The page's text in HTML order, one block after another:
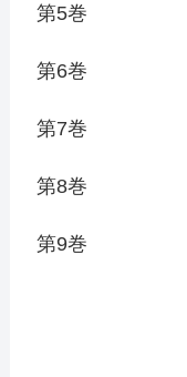
第5巻
第6巻
第7巻
第8巻
第9巻